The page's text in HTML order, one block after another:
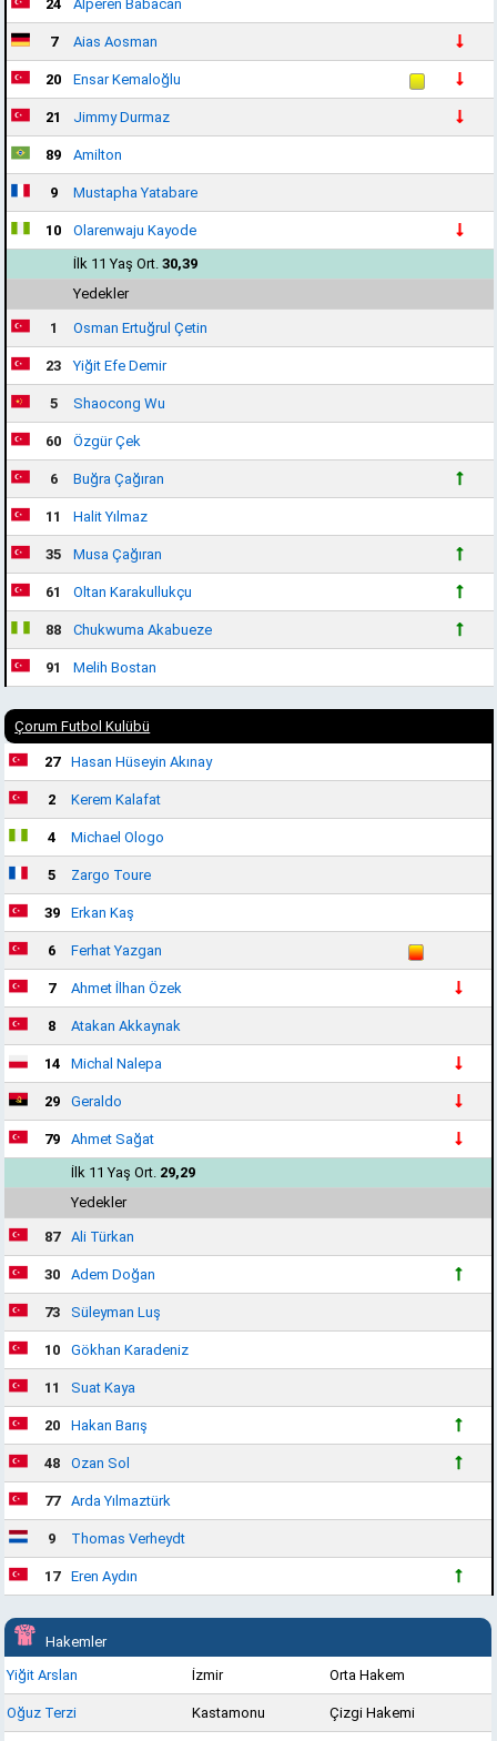
24 Alperen Babacan
7 Aias Aosman
20 Ensar Kemaloğlu
21 Jimmy Durmaz
89 Amilton
9 Mustapha Yatabare
10
Olarenwaju Kayode
İlk 11 Yaş Ort. 30,39
Yedekler
1 Osman Ertuğrul Çetin
23 Yiğit Efe Demir
5 Shaocong Wu
60 Özgür Çek
6 Buğra Çağıran
11 Halit Yılmaz
35 Musa Çağıran
61 Oltan Karakullukçu
88 Chukwuma Akabueze
91 Melih Bostan
Çorum Futbol Kulübü
27 Hasan Hüseyin Akınay
2 Kerem Kalafat
4 Michael Ologo
5 Zargo Toure
39 Erkan Kaş
6 Ferhat Yazgan
7 Ahmet İlhan Özek
8 Atakan Akkaynak
14 Michal Nalepa
29 Geraldo
79
Ahmet Sağat
İlk 11 Yaş Ort. 29,29
Yedekler
87 Ali Türkan
30 Adem Doğan
73 Süleyman Luş
10 Gökhan Karadeniz
11 Suat Kaya
20 Hakan Barış
48 Ozan Sol
77 Arda Yılmaztürk
9 Thomas Verheydt
17 Eren Aydın
Hakemler
Yiğit Arslan
İzmir Orta Hakem
Oğuz Terzi Kastamonu Çizgi Hakemi